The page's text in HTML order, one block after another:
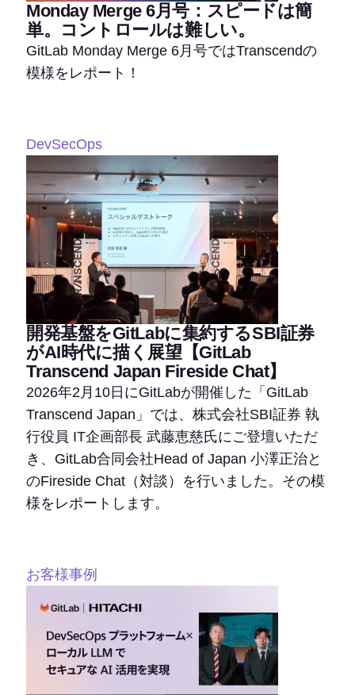
Monday Merge 6月号：スピードは簡
単。コントロールは難しい。
GitLab Monday Merge 6月号ではTranscendの
模様をレポート！
DevSecOps
開発基盤をGitLabに集約するSBI証券
がAI時代に描く展望【GitLab
Transcend Japan Fireside Chat】
2026年2月10日にGitLabが開催した「GitLab
Transcend Japan」では、株式会社SBI証券 執
行役員 IT企画部長 武藤恵慈氏にご登壇いただ
き、GitLab合同会社Head of Japan 小澤正治と
のFireside Chat（対談）を行いました。その模
様をレポートします。
お客様事例